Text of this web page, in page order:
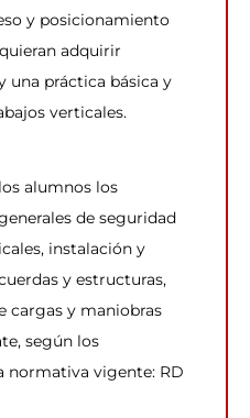
y posicionamiento
adquirir
una práctica básica y
verticales.
alumnos los
de seguridad
instalación y
y estructuras,
cargas y maniobras
según los
normativa vigente: RD